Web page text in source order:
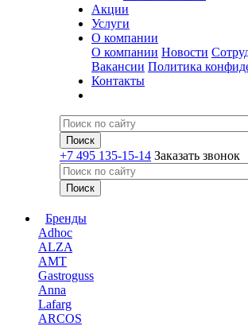
Акции
Услуги
О компании
О компании Новости
Вакансии Политика
Контакты
+7 495 135-15-14 Заказать звонок
Бренды
Adhoc
ALZA
AMT
Gastroguss
Anna
Lafarg
ARCOS